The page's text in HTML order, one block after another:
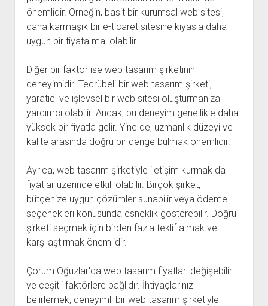
önemlidir. Örneğin, basit bir kurumsal web sitesi,
daha karmaşık bir e-ticaret sitesine kıyasla daha
uygun bir fiyata mal olabilir.
Diğer bir faktör ise web tasarım şirketinin
deneyimidir. Tecrübeli bir web tasarım şirketi,
yaratıcı ve işlevsel bir web sitesi oluşturmanıza
yardımcı olabilir. Ancak, bu deneyim genellikle daha
yüksek bir fiyatla gelir. Yine de, uzmanlık düzeyi ve
kalite arasında doğru bir denge bulmak önemlidir.
Ayrıca, web tasarım şirketiyle iletişim kurmak da
fiyatlar üzerinde etkili olabilir. Birçok şirket,
bütçenize uygun çözümler sunabilir veya ödeme
seçenekleri konusunda esneklik gösterebilir. Doğru
şirketi seçmek için birden fazla teklif almak ve
karşılaştırmak önemlidir.
Çorum Oğuzlar'da web tasarım fiyatları değişebilir
ve çeşitli faktörlere bağlıdır. İhtiyaçlarınızı
belirlemek, deneyimli bir web tasarım şirketiyle